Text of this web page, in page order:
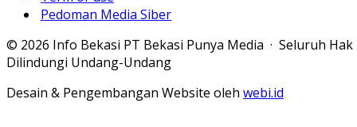
Pedoman Media Siber
© 2026 Info Bekasi PT Bekasi Punya Media · Seluruh Hak
Dilindungi Undang-Undang
Desain & Pengembangan Website oleh webi.id